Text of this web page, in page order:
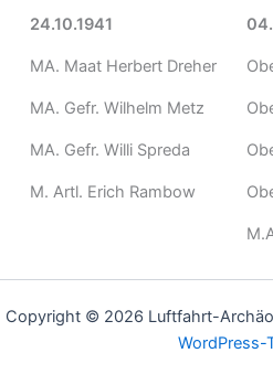
24.10.1941
MA. Maat Herbert Dreher
MA. Gefr. Wilhelm Metz
MA. Gefr. Willi Spreda
M. Artl. Erich Rambow
Copyright © 2026 Luftfahrt-
WordPress-